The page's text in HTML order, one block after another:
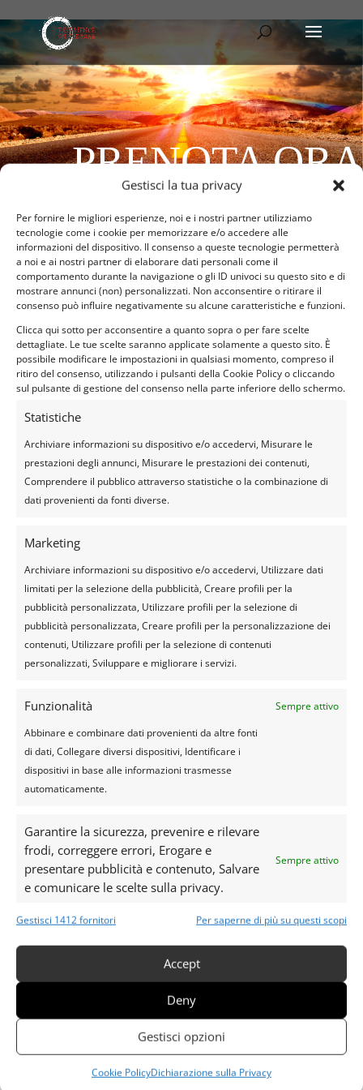
Gestisci la tua privacy
Per fornire le migliori esperienze, noi e i nostri partner utilizziamo
tecnologie come i cookie per memorizzare e/o accedere alle
informazioni del dispositivo. Il consenso a queste tecnologie permetterà
a noi e ai nostri partner di elaborare dati personali come il
comportamento durante la navigazione o gli ID univoci su questo sito e di
mostrare annunci (non) personalizzati. Non acconsentire o ritirare il
consenso può influire negativamente su alcune caratteristiche e funzioni.
Clicca qui sotto per acconsentire a quanto sopra o per fare scelte
dettagliate. Le tue scelte saranno applicate solamente a questo sito. È
possibile modificare le impostazioni in qualsiasi momento, compreso il
ritiro del consenso, utilizzando i pulsanti della Cookie Policy o cliccando
sul pulsante di gestione del consenso nella parte inferiore dello schermo.
Statistiche
Archiviare informazioni su dispositivo e/o accedervi, Misurare le
prestazioni degli annunci, Misurare le prestazioni dei contenuti,
Comprendere il pubblico attraverso statistiche o la combinazione di
dati provenienti da fonti diverse.
Marketing
Archiviare informazioni su dispositivo e/o accedervi, Utilizzare dati
limitati per la selezione della pubblicità, Creare profili per la
pubblicità personalizzata, Utilizzare profili per la selezione di
pubblicità personalizzata, Creare profili per la personalizzazione dei
contenuti, Utilizzare profili per la selezione di contenuti
personalizzati, Sviluppare e migliorare i servizi.
Funzionalità
Sempre attivo
Abbinare e combinare dati provenienti da altre fonti
di dati, Collegare diversi dispositivi, Identificare i
dispositivi in base alle informazioni trasmesse
automaticamente.
Garantire la sicurezza, prevenire e rilevare
frodi, correggere errori, Erogare e
presentare pubblicità e contenuto, Salvare
e comunicare le scelte sulla privacy.
Sempre attivo
Gestisci 1412 fornitori Per saperne di più su questi scopi
Accept
Deny
Gestisci opzioni
Cookie PolicyDichiarazione sulla Privacy
PRENOTA ORA
Seguiteci
Quick Links
Home
Eventi
Regali
Prenota
Contatti
Case History